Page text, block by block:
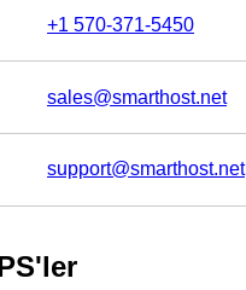
+1 570-371-5450
sales@smarthost.net
support@smarthost.net